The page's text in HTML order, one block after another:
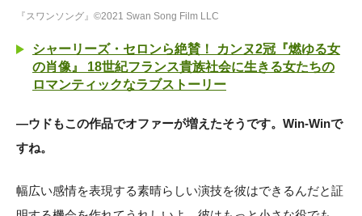
『スワンソング』©2021 Swan Song Film LLC
シャーリーズ・セロンら絶賛！ カンヌ2冠『燃ゆる女
の肖像』 18世紀フランス貴族社会に生きる女たちの
ロマンティックなラブストーリー
―ウドもこの作品でオファーが増えたそうです。Win-Winで
すね。
幅広い感情を表現する素晴らしい演技を彼はできるんだと証